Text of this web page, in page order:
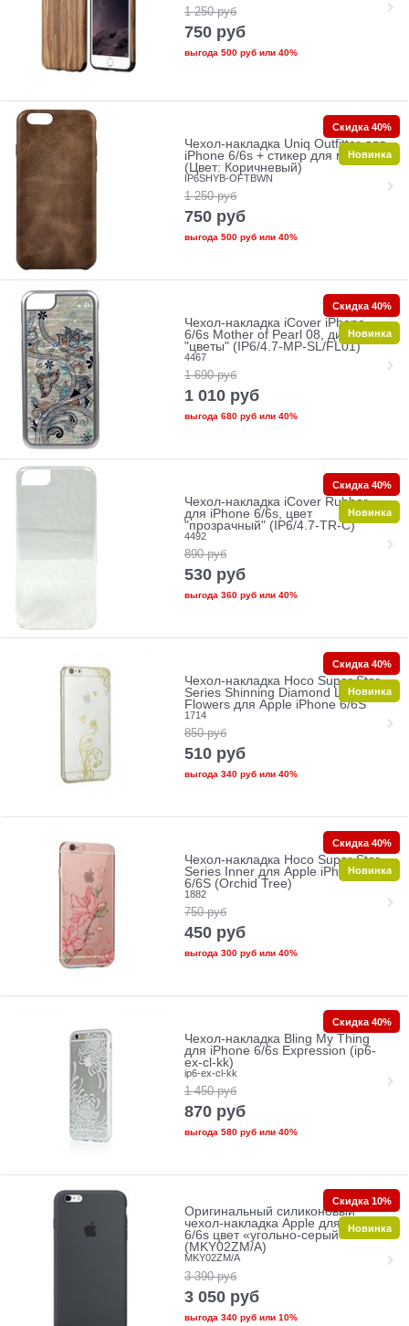
1 250 руб
750 руб
выгода 500 рубили 40%
Чехол-накладка Uniq Outfitter для
iPhone 6/6s + стикер для магнита
(Цвет: Коричневый)
IP6SHYB-OFTBWN
1 250 руб
750 руб
выгода 500 рубили 40%
Скидка 40%
Новинка
Чехол-накладка iCover iPhone
6/6s Mother of Pearl 08, дизайн
"цветы" (IP6/4.7-MP-SL/FL01)
4467
1 690 руб
1 010 руб
выгода 680 рубили 40%
Скидка 40%
Новинка
Чехол-накладка iCover Rubber
для iPhone 6/6s, цвет
"прозрачный" (IP6/4.7-TR-C)
4492
890 руб
530 руб
выгода 360 рубили 40%
Скидка 40%
Новинка
Чехол-накладка Hoco Super Star
Series Shinning Diamond Loved
Flowers для Apple iPhone 6/6S
1714
850 руб
510 руб
выгода 340 рубили 40%
Скидка 40%
Новинка
Чехол-накладка Hoco Super Star
Series Inner для Apple iPhone
6/6S (Orchid Tree)
1882
750 руб
450 руб
выгода 300 рубили 40%
Скидка 40%
Новинка
Чехол-накладка Bling My Thing
для iPhone 6/6s Expression (ip6-
ex-cl-kk)
ip6-ex-cl-kk
1 450 руб
870 руб
выгода 580 рубили 40%
Скидка 40%
Оригинальный силиконовый
чехол-накладка Apple для iPhone
6/6s цвет «угольно-серый»
(MKY02ZM/A)
MKY02ZM/A
3 390 руб
3 050 руб
выгода 340 рубили 10%
Скидка 10%
Новинка